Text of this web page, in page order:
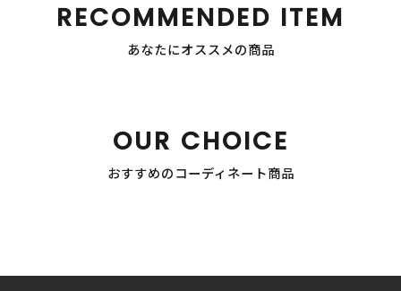
RECOMMENDED ITEM
あなたにオススメの商品
OUR CHOICE
おすすめのコーディネート商品